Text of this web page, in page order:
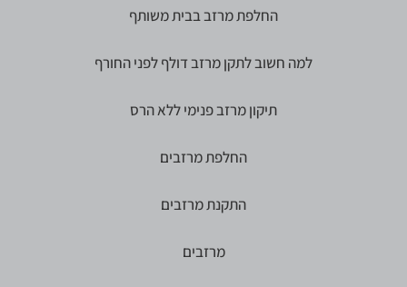
החלפת מרזב בבית משותף
למה חשוב לתקן מרזב דולף לפני החורף
תיקון מרזב פנימי ללא הרס
החלפת מרזבים
התקנת מרזבים
מרזבים